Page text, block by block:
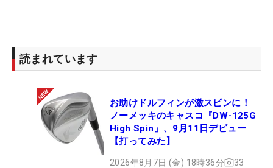
読まれています
お助けドルフィンが激スピンに！
ノーメッキのキャスコ『DW-125G
High Spin』、9月11日デビュー
【打ってみた】
2026年8月7日 (金) 18時36分 33